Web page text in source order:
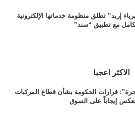
إربد” تطلق منظومة خدماتها الإلكترونية
مع تطبيق “سند”
الاكثر اعجبا
قرارات الحكومة بشأن قطاع المركبات
إيجاباً على السوق